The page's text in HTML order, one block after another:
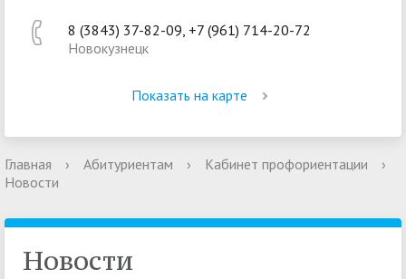
8 (3843) 37-82-09, +7 (961) 714-20-72
Новокузнецк
Показать на карте
Главная › Абитуриентам › Кабинет профориентации
›
Новости
Новости